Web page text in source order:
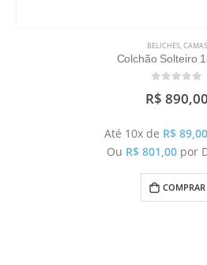
BELICHES,CAMAS
Colchão Solteiro
R$ 890,00
Até 10x de R$89,00
Ou R$801,00 por
COMPRAR